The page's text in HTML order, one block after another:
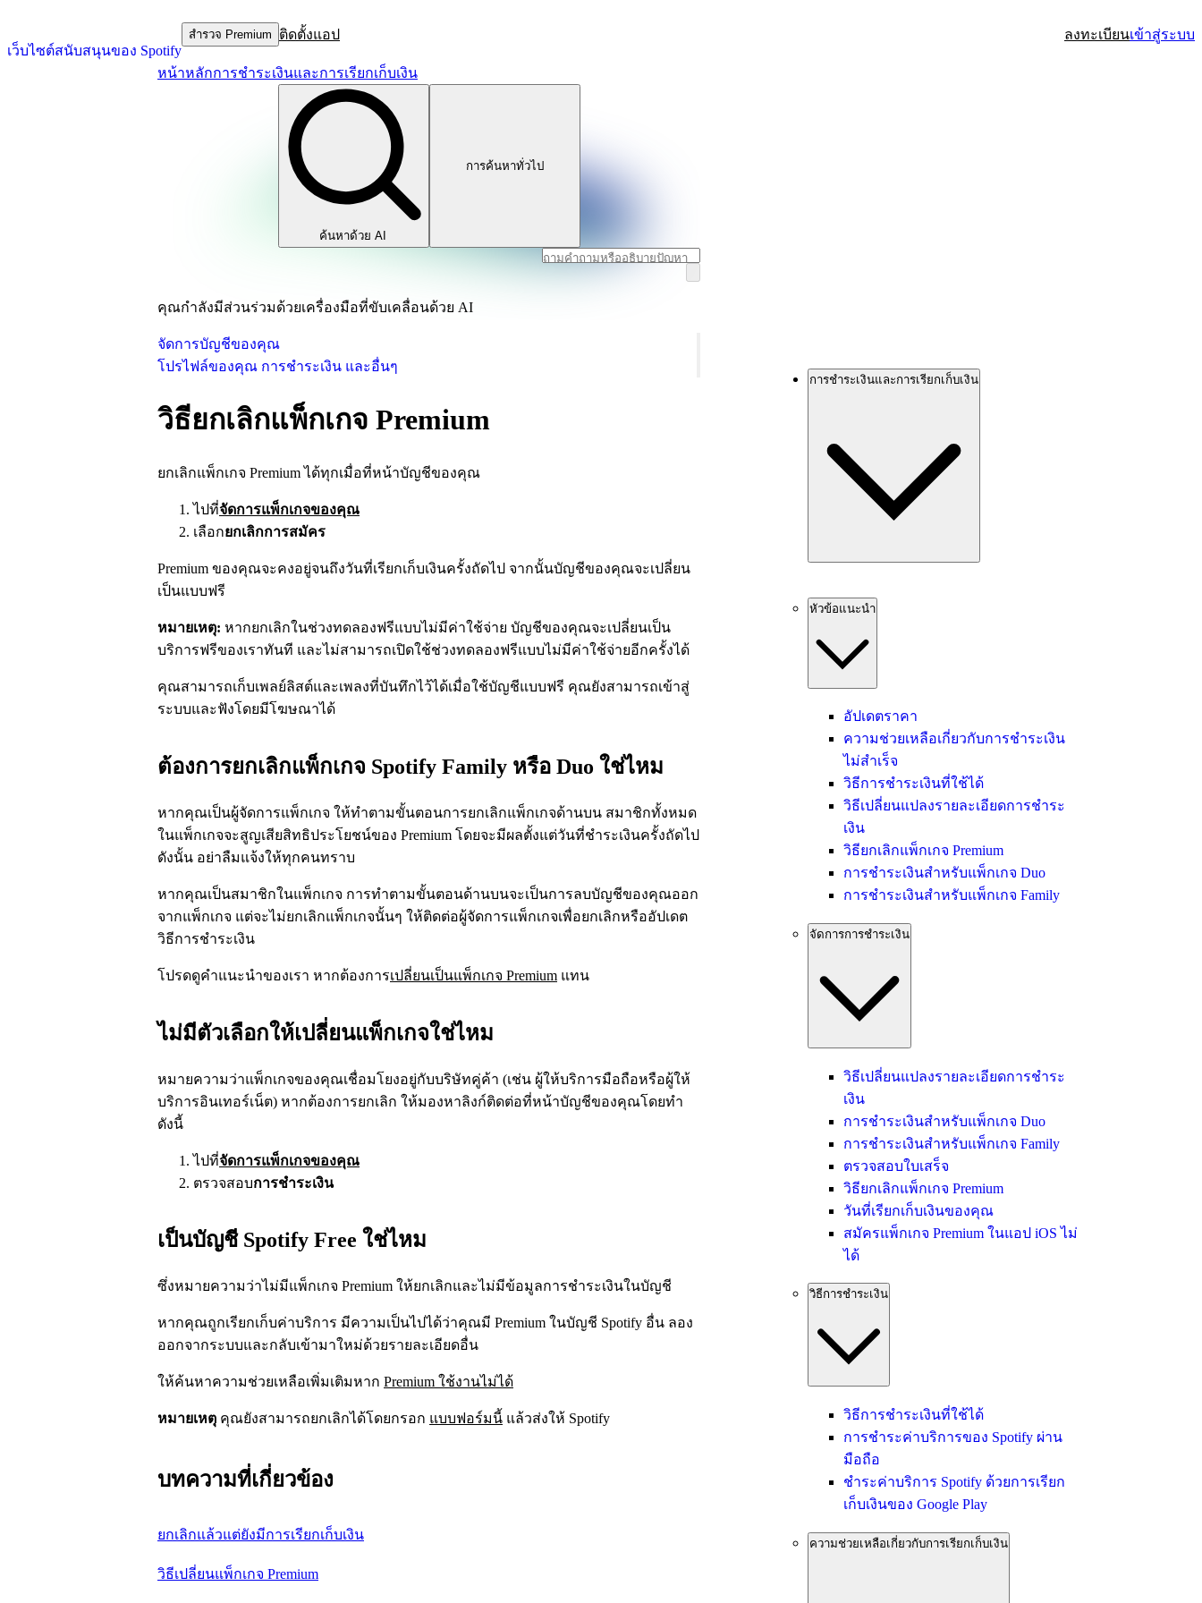
เว็บไซต์สนับสนุนของ Spotify
สำรวจ Premium ติดตั้งแอป ลงทะเบียนเข้าสู่ระบบ
หน้าหลักการชำระเงินและการเรียกเก็บเงิน
ค้นหาด้วย AI
การค้นหาทั่วไป
คุณกำลังมีส่วนร่วมด้วยเครื่องมือที่ขับเคลื่อนด้วย AI
จัดการบัญชีของคุณ
โปรไฟล์ของคุณ การชำระเงิน และอื่นๆ
วิธียกเลิกแพ็กเกจ Premium
ยกเลิกแพ็กเกจ Premium ได้ทุกเมื่อที่หน้าบัญชีของคุณ
ไปที่จัดการแพ็กเกจของคุณ
เลือกยกเลิกการสมัคร
Premium ของคุณจะคงอยู่จนถึงวันที่เรียกเก็บเงินครั้งถัดไป จากนั้นบัญชีของคุณจะเปลี่ยน
เป็นแบบฟรี
หมายเหตุ: หากยกเลิกในช่วงทดลองฟรีแบบไม่มีค่าใช้จ่าย บัญชีของคุณจะเปลี่ยนเป็น
บริการฟรีของเราทันที และไม่สามารถเปิดใช้ช่วงทดลองฟรีแบบไม่มีค่าใช้จ่ายอีกครั้งได้
คุณสามารถเก็บเพลย์ลิสต์และเพลงที่บันทึกไว้ได้เมื่อใช้บัญชีแบบฟรี คุณยังสามารถเข้าสู่
ระบบและฟังโดยมีโฆษณาได้
ต้องการยกเลิกแพ็กเกจ Spotify Family หรือ Duo ใช่ไหม
หากคุณเป็นผู้จัดการแพ็กเกจ ให้ทำตามขั้นตอนการยกเลิกแพ็กเกจด้านบน สมาชิกทั้งหมด
ในแพ็กเกจจะสูญเสียสิทธิประโยชน์ของ Premium โดยจะมีผลตั้งแต่วันที่ชำระเงินครั้งถัดไป
ดังนั้น อย่าลืมแจ้งให้ทุกคนทราบ
หากคุณเป็นสมาชิกในแพ็กเกจ การทำตามขั้นตอนด้านบนจะเป็นการลบบัญชีของคุณออก
จากแพ็กเกจ แต่จะไม่ยกเลิกแพ็กเกจนั้นๆ ให้ติดต่อผู้จัดการแพ็กเกจเพื่อยกเลิกหรืออัปเดต
วิธีการชำระเงิน
โปรดดูคำแนะนำของเรา หากต้องการเปลี่ยนเป็นแพ็กเกจ Premium แทน
ไม่มีตัวเลือกให้เปลี่ยนแพ็กเกจใช่ไหม
หมายความว่าแพ็กเกจของคุณเชื่อมโยงอยู่กับบริษัทคู่ค้า (เช่น ผู้ให้บริการมือถือหรือผู้ให้
บริการอินเทอร์เน็ต) หากต้องการยกเลิก ให้มองหาลิงก์ติดต่อที่หน้าบัญชีของคุณโดยทำ
ดังนี้
ไปที่จัดการแพ็กเกจของคุณ
ตรวจสอบการชำระเงิน
เป็นบัญชี Spotify Free ใช่ไหม
ซึ่งหมายความว่าไม่มีแพ็กเกจ Premium ให้ยกเลิกและไม่มีข้อมูลการชำระเงินในบัญชี
หากคุณถูกเรียกเก็บค่าบริการ มีความเป็นไปได้ว่าคุณมี Premium ในบัญชี Spotify อื่น ลอง
ออกจากระบบและกลับเข้ามาใหม่ด้วยรายละเอียดอื่น
ให้ค้นหาความช่วยเหลือเพิ่มเติมหาก Premium ใช้งานไม่ได้
หมายเหตุ คุณยังสามารถยกเลิกได้โดยกรอก แบบฟอร์มนี้ แล้วส่งให้ Spotify
บทความที่เกี่ยวข้อง
ยกเลิกแล้วแต่ยังมีการเรียกเก็บเงิน
วิธีเปลี่ยนแพ็กเกจ Premium
การชำระเงินและการเรียกเก็บเงิน
หัวข้อแนะนำ
อัปเดตราคา
ความช่วยเหลือเกี่ยวกับการชำระเงิน
ไม่สำเร็จ
วิธีการชำระเงินที่ใช้ได้
วิธีเปลี่ยนแปลงรายละเอียดการชำระ
เงิน
วิธียกเลิกแพ็กเกจ Premium
การชำระเงินสำหรับแพ็กเกจ Duo
การชำระเงินสำหรับแพ็กเกจ Family
จัดการการชำระเงิน
วิธีเปลี่ยนแปลงรายละเอียดการชำระ
เงิน
การชำระเงินสำหรับแพ็กเกจ Duo
การชำระเงินสำหรับแพ็กเกจ Family
ตรวจสอบใบเสร็จ
วิธียกเลิกแพ็กเกจ Premium
วันที่เรียกเก็บเงินของคุณ
สมัครแพ็กเกจ Premium ในแอป iOS ไม่
ได้
วิธีการชำระเงิน
วิธีการชำระเงินที่ใช้ได้
การชำระค่าบริการของ Spotify ผ่าน
มือถือ
ชำระค่าบริการ Spotify ด้วยการเรียก
เก็บเงินของ Google Play
ความช่วยเหลือเกี่ยวกับการเรียกเก็บเงิน